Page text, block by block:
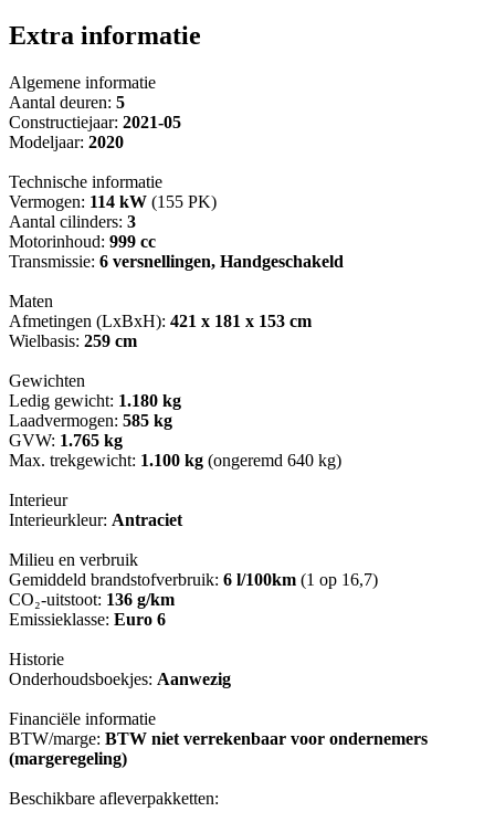
Extra informatie
Algemene informatie
Aantal deuren: 5
Constructiejaar: 2021-05
Modeljaar: 2020
Technische informatie
Vermogen: 114 kW (155 PK)
Aantal cilinders: 3
Motorinhoud: 999 cc
Transmissie: 6 versnellingen, Handgeschakeld
Maten
Afmetingen (LxBxH): 421 x 181 x 153 cm
Wielbasis: 259 cm
Gewichten
Ledig gewicht: 1.180 kg
Laadvermogen: 585 kg
GVW: 1.765 kg
Max. trekgewicht: 1.100 kg (ongeremd 640 kg)
Interieur
Interieurkleur: Antraciet
Milieu en verbruik
Gemiddeld brandstofverbruik: 6 l/100km (1 op 16,7)
CO₂-uitstoot: 136 g/km
Emissieklasse: Euro 6
Historie
Onderhoudsboekjes: Aanwezig
Financiële informatie
BTW/marge: BTW niet verrekenbaar voor ondernemers
(margeregeling)
Beschikbare afleverpakketten: